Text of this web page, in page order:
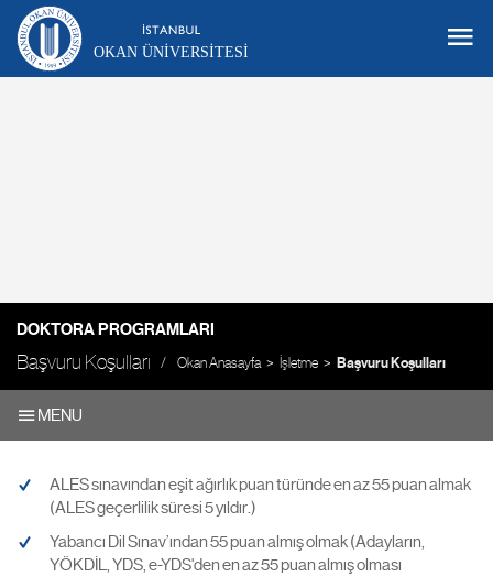
OKAN ÜNIVERSITESI
DOKTORA PROGRAMLARI
Başvuru Koşulları Okan Anasayfa İşletme Başvuru Koşulları
MENU
ALES sınavından eşit ağırlık puan türünde en az 55 puan almak
(ALES geçerlilik süresi 5 yıldır.)
Yabancı Dil Sınav’ından 55 puan almış olmak (Adayların,
YÖKDİL, YDS, e-YDS'den en az 55 puan almış olması